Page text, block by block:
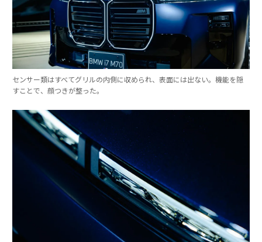
センサー類はすべてグリルの内側に収められ、表面には出ない。機能を隠
すことで、顔つきが整った。